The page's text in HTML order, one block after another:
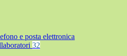
e posta elettronica
32